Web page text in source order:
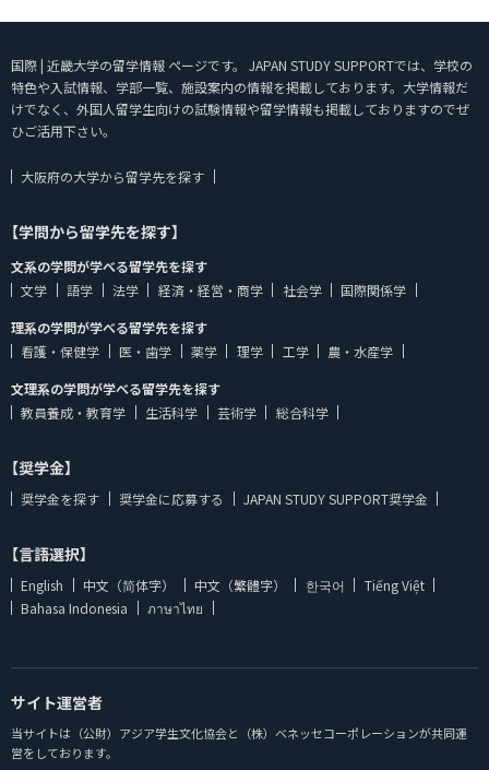
国際 | 近畿大学の留学情報 ページです。 JAPAN STUDY SUPPORTでは、学校の
特色や入試情報、学部一覧、施設案内の情報を掲載しております。大学情報だ
けでなく、外国人留学生向けの試験情報や留学情報も掲載しておりますのでぜ
ひご活用下さい。
大阪府の大学から留学先を探す
【学問から留学先を探す】
文系の学問が学べる留学先を探す
文学
語学 法学 経済・経営・商学 社会学
国際関係学
理系の学問が学べる留学先を探す
看護・保健学
医・歯学 薬学 理学 工学
農・水産学
文理系の学問が学べる留学先を探す
教員養成・教育学
生活科学 芸術学 総合科学
【奨学金】
奨学金を探す 奨学金に応募する JAPAN STUDY SUPPORT奨学金
【言語選択】
English 中文（简体字） 中文（繁體字） 한국어
Tiếng Việt
Bahasa Indonesia
ภาษาไทย
サイト運営者
当サイトは（公財）アジア学生文化協会と（株）ベネッセコーポレーションが共同運
営をしております。